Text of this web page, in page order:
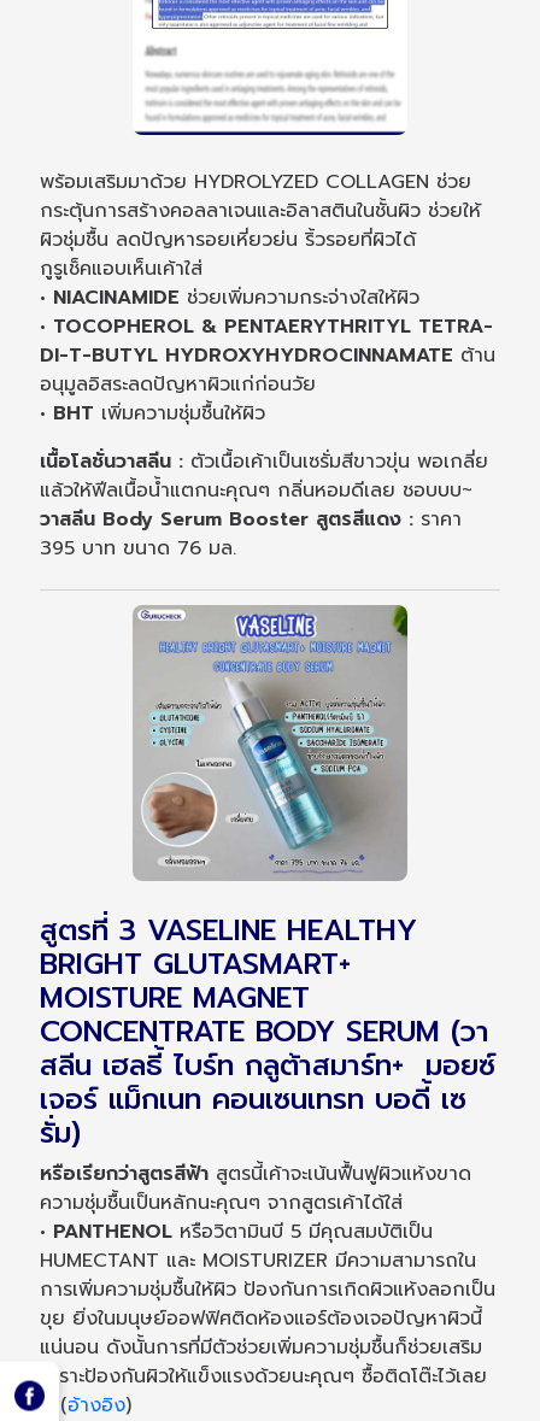
พร้อมเสริมมาด้วย HYDROLYZED COLLAGEN ช่วย
กระตุ้นการสร้างคอลลาเจนและอิลาสตินในชั้นผิว ช่วยให้
ผิวชุ่มชื้น ลดปัญหารอยเหี่ยวย่น ริ้วรอยที่ผิวได้
กูรูเช็คแอบเห็นเค้าใส่
• NIACINAMIDE ช่วยเพิ่มความกระจ่างใสให้ผิว
• TOCOPHEROL & PENTAERYTHRITYL TETRA-
DI-T-BUTYL HYDROXYHYDROCINNAMATE ต้าน
อนุมูลอิสระลดปัญหาผิวแก่ก่อนวัย
• BHT เพิ่มความชุ่มชื้นให้ผิว
เนื้อโลชั่นวาสลีน : ตัวเนื้อเค้าเป็นเซรั่มสีขาวขุ่น พอเกลี่ย
แล้วให้ฟีลเนื้อน้ำแตกนะคุณๆ กลิ่นหอมดีเลย ชอบบบ~
วาสลีน Body Serum Booster สูตรสีแดง : ราคา
395 บาท ขนาด 76 มล.
สูตรที่ 3 VASELINE HEALTHY
BRIGHT GLUTASMART+
MOISTURE MAGNET
CONCENTRATE BODY SERUM (วา
สลีน เฮลธี้ ไบร์ท กลูต้าสมาร์ท+ มอยซ์
เจอร์ แม็กเนท คอนเซนเทรท บอดี้ เซ
รั่ม)
หรือเรียกว่าสูตรสีฟ้า สูตรนี้เค้าจะเน้นฟื้นฟูผิวแห้งขาด
ความชุ่มชื้นเป็นหลักนะคุณๆ จากสูตรเค้าได้ใส่
• PANTHENOL หรือวิตามินบี 5 มีคุณสมบัติเป็น
HUMECTANT และ MOISTURIZER มีความสามารถใน
การเพิ่มความชุ่มชื้นให้ผิว ป้องกันการเกิดผิวแห้งลอกเป็น
ขุย ยิ่งในมนุษย์ออฟฟิศติดห้องแอร์ต้องเจอปัญหาผิวนี้
แน่นอน ดังนั้นการที่มีตัวช่วยเพิ่มความชุ่มชื้นก็ช่วยเสริม
เกราะป้องกันผิวให้แข็งแรงด้วยนะคุณๆ ซื้อติดโต๊ะไว้เลย
ย (อ้างอิง)